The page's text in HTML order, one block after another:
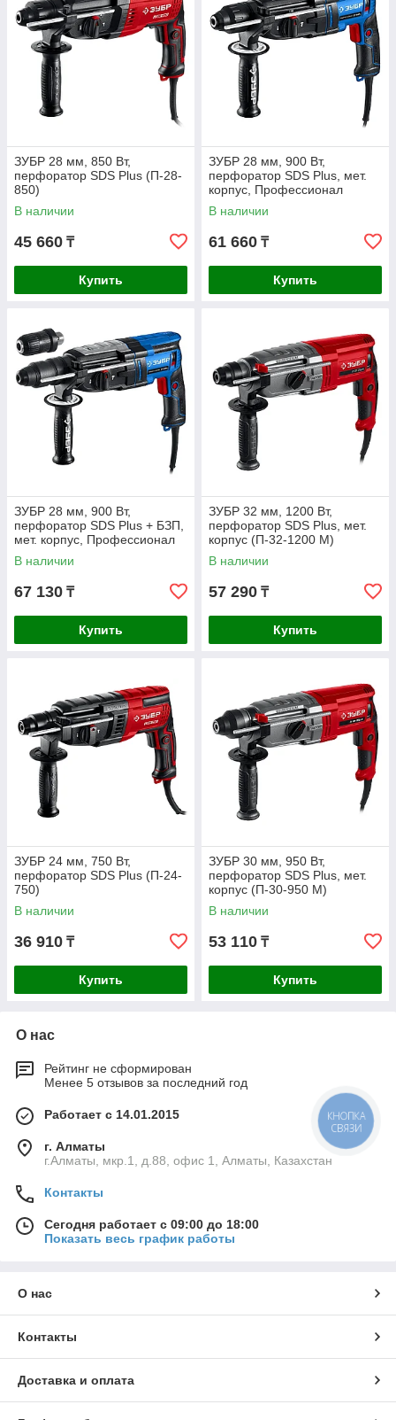
ЗУБР 28 мм, 850 Вт,
перфоратор SDS Plus (П-28-
850)
В наличии
45 660 ₸
Купить
ЗУБР 28 мм, 900 Вт,
перфоратор SDS Plus, мет.
корпус, Профессионал
(ЗП-2890 М)
В наличии
61 660 ₸
Купить
ЗУБР 28 мм, 900 Вт,
перфоратор SDS Plus + БЗП,
мет. корпус, Профессионал
(ЗП-2890 МС)
В наличии
67 130 ₸
Купить
ЗУБР 32 мм, 1200 Вт,
перфоратор SDS Plus, мет.
корпус (П-32-1200 М)
В наличии
57 290 ₸
Купить
ЗУБР 24 мм, 750 Вт,
перфоратор SDS Plus (П-24-
750)
В наличии
36 910 ₸
Купить
ЗУБР 30 мм, 950 Вт,
перфоратор SDS Plus, мет.
корпус (П-30-950 М)
В наличии
53 110 ₸
Купить
О нас
Рейтинг не сформирован
Менее 5 отзывов за последний год
Работает с 14.01.2015
г. Алматы
г.Алматы, мкр.1, д.88, офис 1, Алматы, Казахстан
Контакты
Сегодня работает с 09:00 до 18:00
Показать весь график работы
О нас
Контакты
Доставка и оплата
КНОПКА
СВЯЗИ